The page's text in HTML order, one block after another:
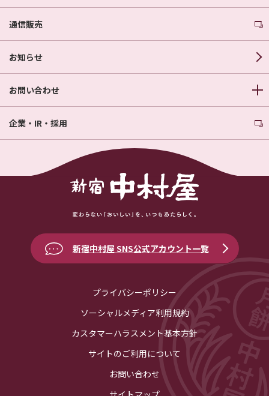
通信販売
お知らせ
お問い合わせ
企業・IR・採用
新宿中村屋 SNS公式アカウント一覧
プライバシーポリシー
ソーシャルメディア利用規約
カスタマーハラスメント基本方針
サイトのご利用について
お問い合わせ